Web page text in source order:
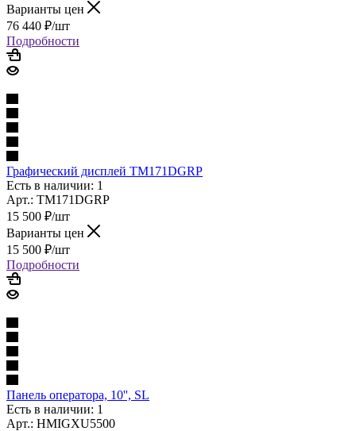
Варианты цен
76 440 ₽/шт
Подробности
Графический дисплей TM171DGRP
Есть в наличии: 1
Арт.: TM171DGRP
15 500 ₽/шт
Варианты цен
15 500 ₽/шт
Подробности
Панель оператора, 10'', SL
Есть в наличии: 1
Арт.: HMIGXU5500